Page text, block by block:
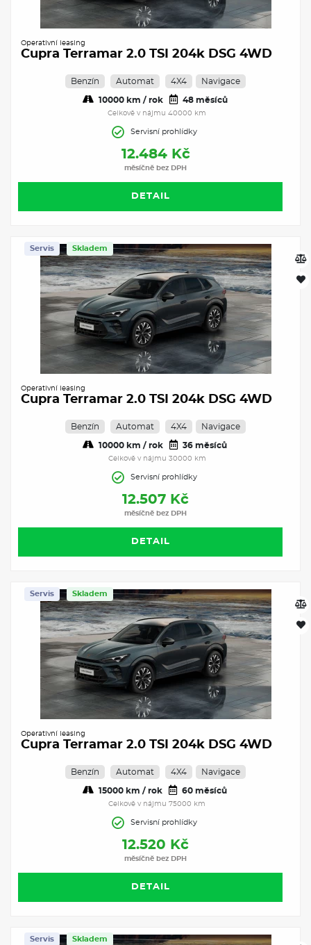
Operativní leasing
Cupra Terramar 2.0 TSI 204k DSG 4WD
Benzín Automat 4X4 Navigace
10000 km / rok 48 měsíců
Celkově v nájmu 40000 km
Servisní prohlídky
12.484 Kč
měsíčně bez DPH
DETAIL
Skladem
Servis
Operativní leasing
Cupra Terramar 2.0 TSI 204k DSG 4WD
Benzín Automat 4X4 Navigace
10000 km / rok 36 měsíců
Celkově v nájmu 30000 km
Servisní prohlídky
12.507 Kč
měsíčně bez DPH
DETAIL
Skladem
Servis
Operativní leasing
Cupra Terramar 2.0 TSI 204k DSG 4WD
Benzín Automat 4X4 Navigace
15000 km / rok 60 měsíců
Celkově v nájmu 75000 km
Servisní prohlídky
12.520 Kč
měsíčně bez DPH
DETAIL
Skladem
Servis